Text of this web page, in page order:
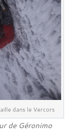
dans le Vercors
de Géronimo